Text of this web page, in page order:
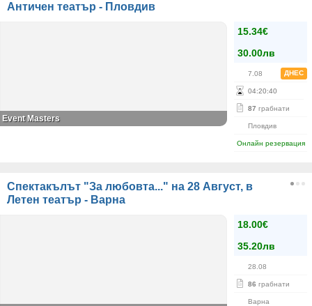
Античен театър - Пловдив
15.34€
30.00лв
7.08 ДНЕС
04:20:39
87 грабнати
Пловдив
Онлайн резервация
Event Masters
Спектакълът "За любовта..." на 28 Август, в
Летен театър - Варна
18.00€
35.20лв
28.08
86 грабнати
Варна